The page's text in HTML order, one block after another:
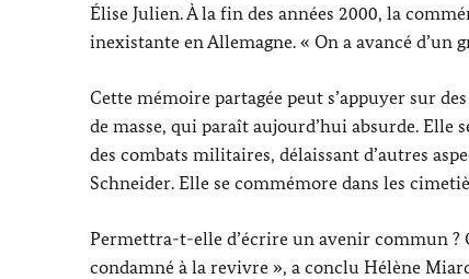
Élise Julien. À la fin des années 2000, la
inexistante en Allemagne. « On a avancé d’un
Cette mémoire partagée peut s’appuyer sur
de masse, qui paraît aujourd’hui absurde.
des combats militaires, délaissant d’autres
Schneider. Elle se commémore dans les
Permettra-t-elle d’écrire un avenir commun ?
condamné à la revivre », a conclu Hélène